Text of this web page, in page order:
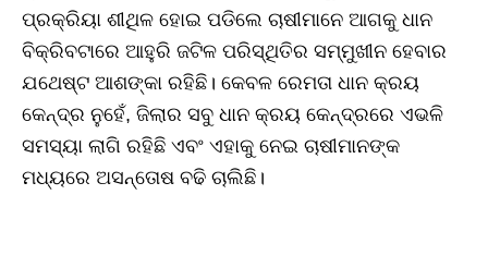
ପ୍ରକ୍ରିୟା ଶୀଥିଳ ହୋଇ ପଡିଲେ ଚାଷୀମାନେ ଆଗକୁ ଧାନ
ବିକ୍ରିବଟାରେ ଆହୁରି ଜଟିଳ ପରିସ୍ଥିତିର ସମ୍ମୁଖୀନ ହେବାର
ଯଥେଷ୍ଟ ଆଶଙ୍କା ରହିଛି। କେବଳ ରେମତା ଧାନ କ୍ରୟ
କେନ୍ଦ୍ର ନୁହେଁ, ଜିଲାର ସବୁ ଧାନ କ୍ରୟ କେନ୍ଦ୍ରରେ ଏଭଳି
ସମସ୍ୟା ଲାଗି ରହିଛି ଏବଂ ଏହାକୁ ନେଇ ଚାଷୀମାନଙ୍କ
ମଧ୍ୟରେ ଅସନ୍ତୋଷ ବଢି ଚାଲିଛି।